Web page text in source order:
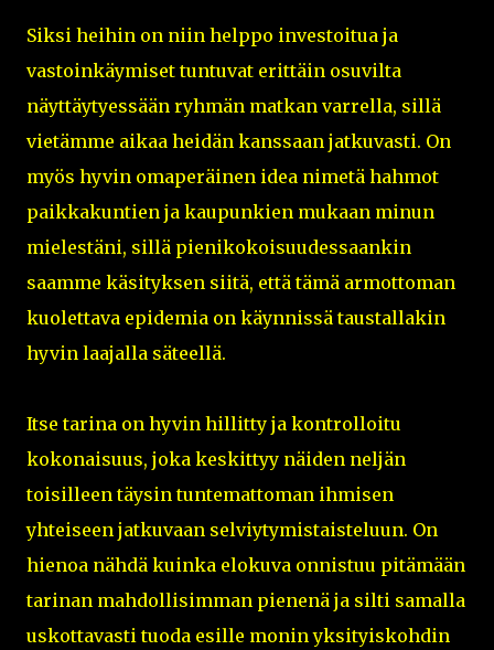
Siksi heihin on niin helppo investoitua ja
vastoinkäymiset tuntuvat erittäin osuvilta
näyttäytyessään ryhmän matkan varrella, sillä
vietämme aikaa heidän kanssaan jatkuvasti. On
myös hyvin omaperäinen idea nimetä hahmot
paikkakuntien ja kaupunkien mukaan minun
mielestäni, sillä pienikokoisuudessaankin
saamme käsityksen siitä, että tämä armottoman
kuolettava epidemia on käynnissä taustallakin
hyvin laajalla säteellä.
Itse tarina on hyvin hillitty ja kontrolloitu
kokonaisuus, joka keskittyy näiden neljän
toisilleen täysin tuntemattoman ihmisen
yhteiseen jatkuvaan selviytymistaisteluun. On
hienoa nähdä kuinka elokuva onnistuu pitämään
tarinan mahdollisimman pienenä ja silti samalla
uskottavasti tuoda esille monin yksityiskohdin